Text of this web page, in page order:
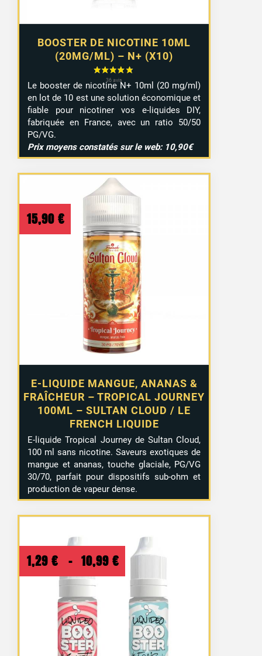
BOOSTER DE NICOTINE 10ML
(20MG/ML) – N+ (X10)
Le booster de nicotine N+ 10ml (20 mg/ml)
en lot de 10 est une solution économique et
fiable pour nicotiner vos e-liquides DIY,
fabriquée en France, avec un ratio 50/50
PG/VG.
Prix moyens constatés sur le web: 10,90€
E-LIQUIDE MANGUE, ANANAS &
FRAÎCHEUR – TROPICAL JOURNEY
100ML – SULTAN CLOUD / LE
FRENCH LIQUIDE
15,90 €
E-liquide Tropical Journey de Sultan Cloud,
100 ml sans nicotine. Saveurs exotiques de
mangue et ananas, touche glaciale, PG/VG
30/70, parfait pour dispositifs sub-ohm et
production de vapeur dense.
1,29 € – 10,99 €
Plage
de
prix :
1,29 €